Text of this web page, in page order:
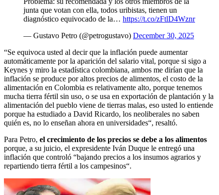
junta que votan con ella, todos uribistas, tienen un
diagnóstico equivocado de la… https://t.co/zFtlD4Wznr
— Gustavo Petro (@petrogustavo) December 30, 2025
“Se equivoca usted al decir que la inflación puede aumentar
automáticamente por la aparición del salario vital, porque si sigo a
Keynes y miro la estadística colombiana, ambos me dirían que la
inflación se produce por altos precios de alimentos, el costo de la
alimentación en Colombia es relativamente alto, porque tenemos
mucha tierra fértil sin uso, o se usa en exportación de plantación y la
alimentación del pueblo viene de tierras malas, eso usted lo entiende
porque ha estudiado a David Ricardo, los neoliberales no saben
quién es, no lo enseñan ahora en universidades“, resaltó.
Para Petro, el crecimiento de los precios se debe a los alimentos
porque, a su juicio, el expresidente Iván Duque le entregó una
inflación que controló “bajando precios a los insumos agrarios y
repartiendo tierra fértil a los campesinos“.